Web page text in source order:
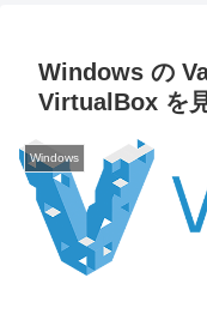
Windows の
VirtualBox を
Windows